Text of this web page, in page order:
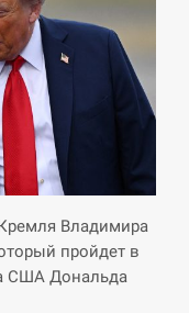
зустрічей з
вручили новое
Владимира
пройдет в
США Дональда